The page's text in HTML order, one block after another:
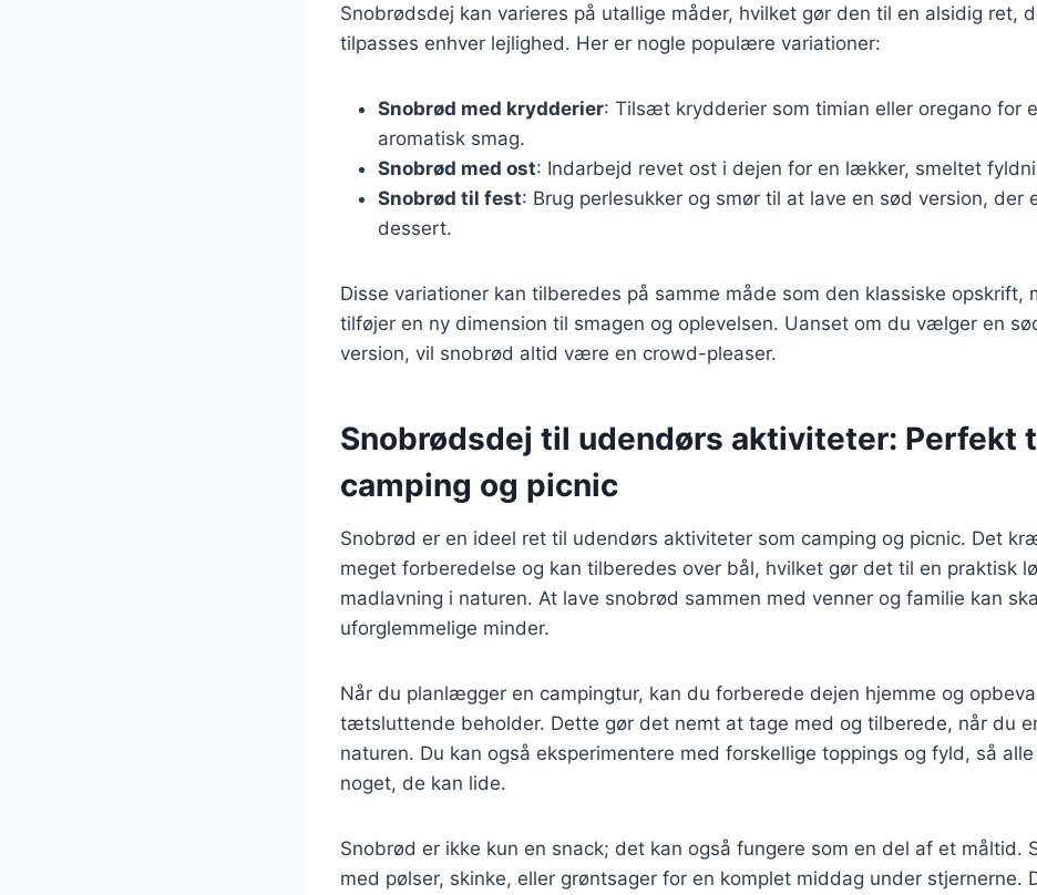
Snobrødsdej kan varieres på utallige måder, hvilket gør den til en alsidig ret,
tilpasses enhver lejlighed. Her er nogle populære variationer:
Snobrød med krydderier: Tilsæt krydderier som timian eller oregano for
aromatisk smag.
Snobrød med ost: Indarbejd revet ost i dejen for en lækker, smeltet
Snobrød til fest: Brug perlesukker og smør til at lave en sød version, der
dessert.
Disse variationer kan tilberedes på samme måde som den klassiske opskrift,
tilføjer en ny dimension til smagen og oplevelsen. Uanset om du vælger en
version, vil snobrød altid være en crowd-pleaser.
Snobrødsdej til udendørs aktiviteter: Perfekt
camping og picnic
Snobrød er en ideel ret til udendørs aktiviteter som camping og picnic. Det
meget forberedelse og kan tilberedes over bål, hvilket gør det til en praktisk
madlavning i naturen. At lave snobrød sammen med venner og familie kan
uforglemmelige minder.
Når du planlægger en campingtur, kan du forberede dejen hjemme og
tætsluttende beholder. Dette gør det nemt at tage med og tilberede, når du
naturen. Du kan også eksperimentere med forskellige toppings og fyld, så
noget, de kan lide.
Snobrød er ikke kun en snack; det kan også fungere som en del af et måltid.
med pølser, skinke, eller grøntsager for en komplet middag under stjernerne.